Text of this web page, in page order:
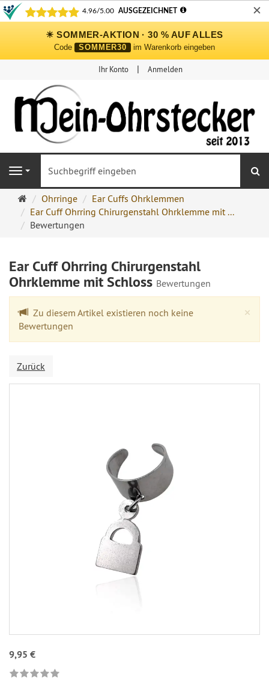
✕
☀ SOMMER-AKTION · 30 % AUF ALLES
Code SOMMER30 im Warenkorb eingeben
Ihr Konto Anmelden
Navigation
Ohrringe
Ohrstecker
Onlineshop
Ohrringe
Ear Cuffs Ohrklemmen
Ear Cuff Ohrring Chirurgenstahl Ohrklemme mit ...
Bewertungen
Ear Cuff Ohrring Chirurgenstahl
Ohrklemme mit Schloss Bewertungen
×
Zu diesem Artikel existieren noch keine
Bewertungen
Zurück
9,95 €